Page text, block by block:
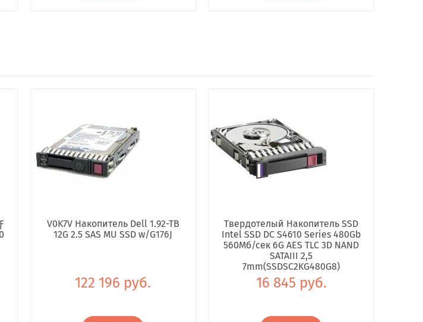
V0K7V Накопитель Dell 1.92-TB
12G 2.5 SAS MU SSD w/G176J
122 196 руб.
Твердотелый Накопитель SSD
Intel SSD DC S4610 Series 480Gb
560Мб/сек 6G AES TLC 3D NAND
SATAIII 2,5
7mm(SSDSC2KG480G8)
16 845 руб.